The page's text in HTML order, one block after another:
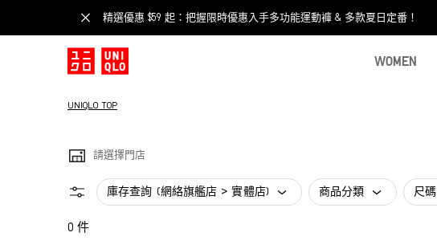
精選優惠 $59 起：把握限時優惠入手多功能運動褲 & 多款夏日定番！​
WOMEN
UNIQLO TOP
請選擇門店
庫存查詢 (網絡旗艦店 > 實體店) 商品分類 尺碼
0 件